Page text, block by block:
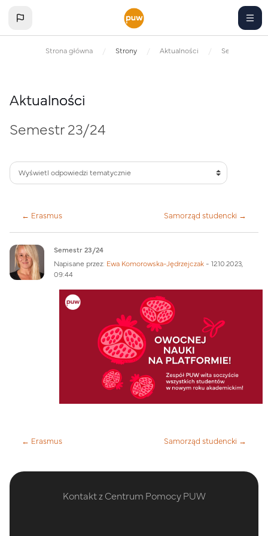
Strona główna Strony Aktualności Semestr 23/
Aktualności
Semestr 23/24
← Erasmus Samorząd studencki →
Semestr 23/24
Napisane przez: Ewa Komorowska-Jędrzejczak -12.10.2023,
09:44
Liczba odpowiedzi: 0
← Erasmus Samorząd studencki →
Kontakt z Centrum Pomocy PUW